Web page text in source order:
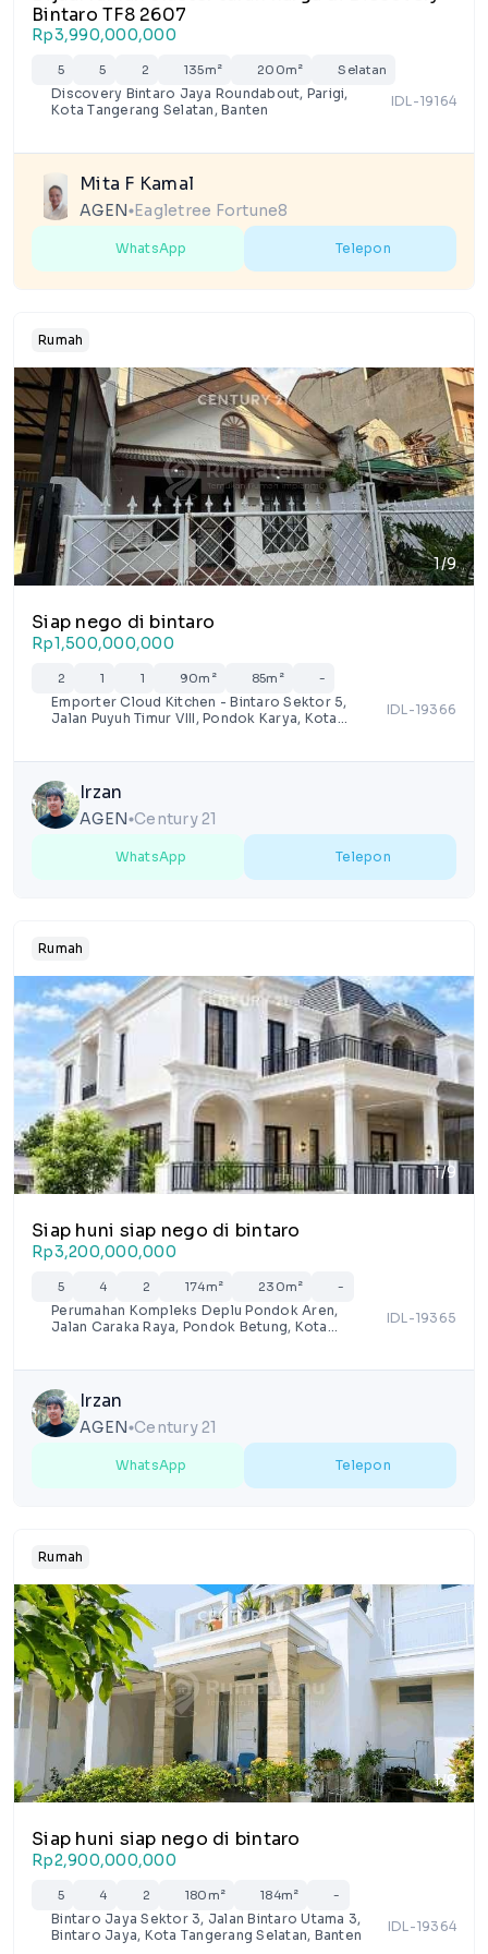
Bintaro TF8 2607
Rp3,990,000,000
5 5 2 135m² 200m² Selatan
Discovery Bintaro Jaya Roundabout, Parigi,
Kota Tangerang Selatan, Banten
IDL-19164
Mita F Kamal
AGEN lens Eagletree Fortune8
WhatsApp Telepon
Rumah
1/9
Siap nego di bintaro
Rp1,500,000,000
2 1 1 90m² 85m² -
Emporter Cloud Kitchen - Bintaro Sektor 5,
Jalan Puyuh Timur VIII, Pondok Karya, Kota
IDL-19366
Irzan
AGEN lensCentury 21
WhatsApp Telepon
Rumah
1/9
Siap huni siap nego di bintaro
Rp3,200,000,000
5 4 2 174m² 230m² -
Perumahan Kompleks Deplu Pondok Aren,
Jalan Caraka Raya, Pondok Betung, Kota
IDL-19365
Irzan
AGEN lensCentury 21
WhatsApp Telepon
Rumah
1/8
Siap huni siap nego di bintaro
Rp2,900,000,000
5 4 2 180m² 184m² -
Bintaro Jaya Sektor 3, Jalan Bintaro Utama 3,
Bintaro Jaya, Kota Tangerang Selatan, Banten
IDL-19364